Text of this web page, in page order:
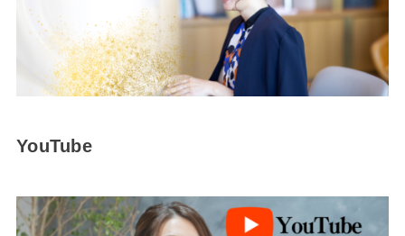
YouTube